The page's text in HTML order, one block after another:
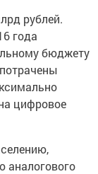
рублей.
года
бюджету
цифровое
аналогового